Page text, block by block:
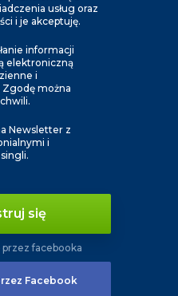
usług oraz
i je akceptuję.
informacji
elektroniczną
i
można
Newsletter z
i
się
przez facebooka
Facebook